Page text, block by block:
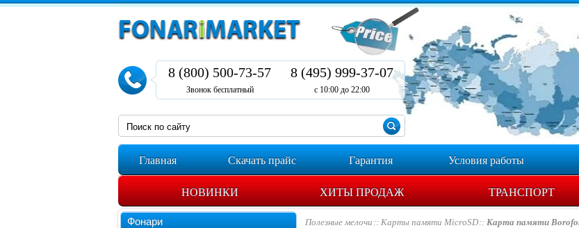
8 (800) 500-73-57
Звонок бесплатный
8 (495) 999-37-07
с 10:00 до 22:00
Главная Скачать прайс Гарантия Условия работы
НОВИНКИ ХИТЫ ПРОДАЖ ТРАНСПОРТ
Фонари Полезные мелочи Карты памяти MicroSD Карта памяти